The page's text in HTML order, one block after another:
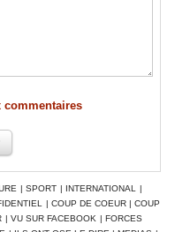
commentaires
| SPORT | INTERNATIONAL
|
| COUP DE COEUR | COUP
| VU SUR FACEBOOK | FORCES